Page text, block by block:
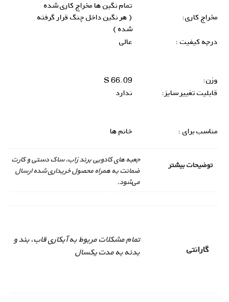
مخراج کاری:
تمام نگین ها مخراج کاری شده
( هر نگین داخل چنگ قرار گرفته
شده )
درجه کیفیت :
عالی
وزن:
66.09 S
قابلیت تغییر سایز:
ندارد
مناسب برای : خانم ها
توضیحات بیشتر
جعبه های کادویی برند زاب، ساک دستی و کارت
ضمانت به همراه محصول خریداری شده ارسال
می‌شود.
گارانتی
تمام مشکلات مربوط به آبکاری قاب، بند و
بدنه به مدت یکسال